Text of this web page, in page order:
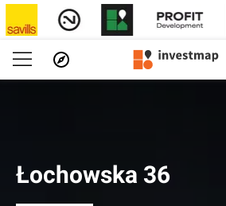
Łochowska 36